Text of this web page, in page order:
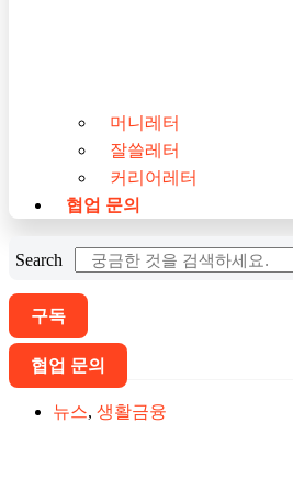
머니레터
잘쓸레터
커리어레터
협업 문의
Search
구독
협업 문의
뉴스, 생활금융